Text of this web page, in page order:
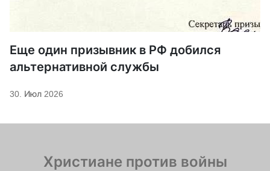
Еще один призывник в РФ добился
альтернативной службы
30. Июл 2026
Христиане против войны